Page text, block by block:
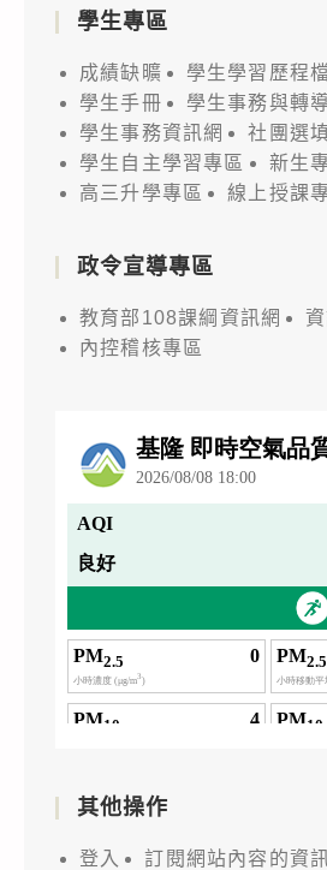
學生專區
成績缺曠
學生學習歷程
學生手冊
學生事務與轉
學生事務資訊網
社團選
學生自主學習專區
新生
高三升學專區
線上授課
政令宣導專區
教育部108課綱資訊網
內控稽核專區
其他操作
登入
訂閱網站內容的資